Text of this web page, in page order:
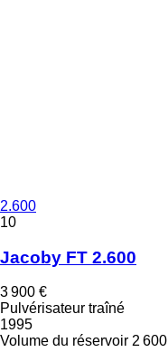
2.600
10
Jacoby FT 2.600
3 900 €
Pulvérisateur traîné
1995
Volume du réservoir 2 600 l